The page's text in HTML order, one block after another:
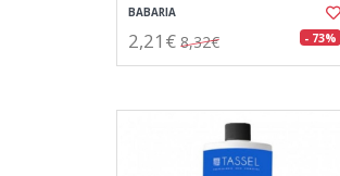
BABARIA
2,21€ 8,32€ - 73%